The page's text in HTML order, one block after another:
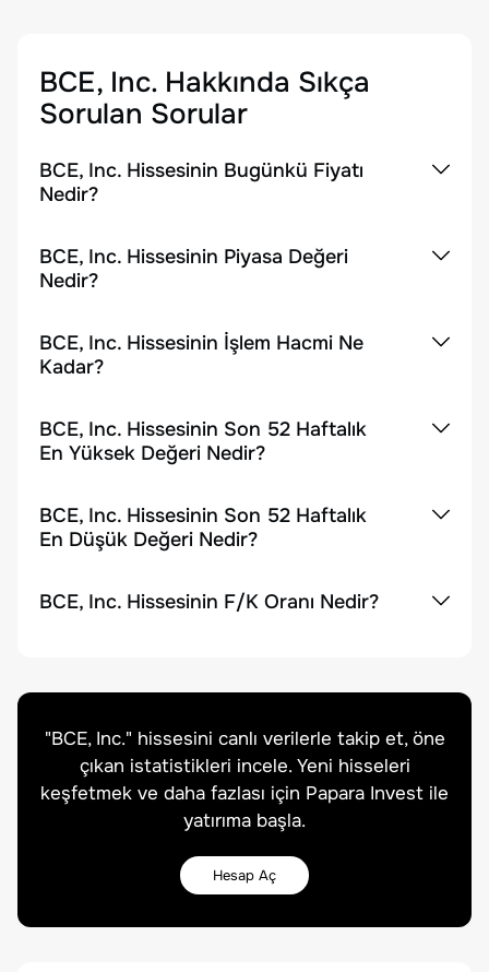
BCE, Inc. Hakkında Sıkça
Sorulan Sorular
BCE, Inc. Hissesinin Bugünkü Fiyatı
Nedir?
BCE, Inc. Hissesinin Piyasa Değeri
Nedir?
BCE, Inc. Hissesinin İşlem Hacmi Ne
Kadar?
BCE, Inc. Hissesinin Son 52 Haftalık
En Yüksek Değeri Nedir?
BCE, Inc. Hissesinin Son 52 Haftalık
En Düşük Değeri Nedir?
BCE, Inc. Hissesinin F/K Oranı Nedir?
"BCE, Inc." hissesini canlı verilerle takip et, öne
çıkan istatistikleri incele. Yeni hisseleri
keşfetmek ve daha fazlası için Papara Invest ile
yatırıma başla.
Hesap Aç